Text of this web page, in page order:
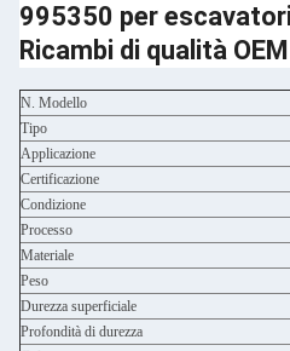
995350 per
Ricambi di qualità OEM
N. Modello
Tipo
Applicazione
Certificazione
Condizione
Processo
Materiale
Peso
Durezza superficiale
Profondità di durezza